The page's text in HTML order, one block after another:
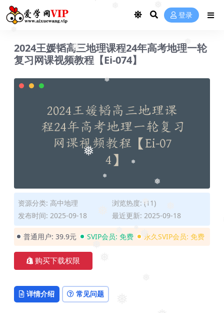
❅
❅
❅
❅
❅
❅
❅
❅
❅ ❅
❅ 登录
2024王媛韬高三地理课程24年高考地理一轮
复习网课视频教程【Ei-074】
资源分类: 高中地理
浏览热度: (11)
发布时间: 2025-09-18
最近更新: 2025-09-18
普通用户: 39.9元 SVIP会员: 免费 永久SVIP会员: 免费
购买下载权限
详情介绍 常见问题